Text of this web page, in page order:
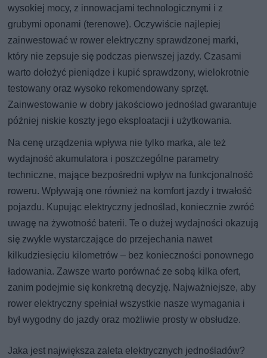
wysokiej mocy, z innowacjami technologicznymi i z
grubymi oponami (terenowe). Oczywiście najlepiej
zainwestować w rower elektryczny sprawdzonej marki,
który nie zepsuje się podczas pierwszej jazdy. Czasami
warto dołożyć pieniądze i kupić sprawdzony, wielokrotnie
testowany oraz wysoko rekomendowany sprzęt.
Zainwestowanie w dobry jakościowo jednoślad gwarantuje
później niskie koszty jego eksploatacji i użytkowania.
Na cenę urządzenia wpływa nie tylko marka, ale też
wydajność akumulatora i poszczególne parametry
techniczne, mające bezpośredni wpływ na funkcjonalność
roweru. Wpływają one również na komfort jazdy i trwałość
pojazdu. Kupując elektryczny jednoślad, koniecznie zwróć
uwagę na żywotność baterii. Te o dużej wydajności okazują
się zwykle wystarczające do przejechania nawet
kilkudziesięciu kilometrów – bez konieczności ponownego
ładowania. Zawsze warto porównać ze sobą kilka ofert,
zanim podejmie się konkretną decyzję. Najważniejsze, aby
rower elektryczny spełniał wszystkie nasze wymagania i
był wygodny do jazdy oraz możliwie prosty w obsłudze.
Jaka jest największa zaleta elektrycznych jednośladów?